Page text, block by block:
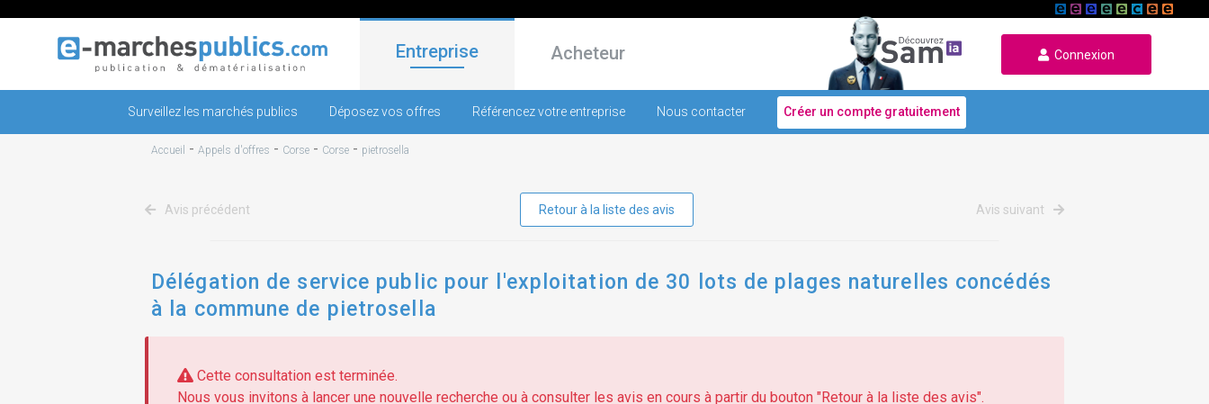
Entreprise Acheteur Connexion
Surveillez les marchés publics Déposez vos offres Référencez votre entreprise Nous contacter Créer un compte gratuitement
Accueil - Appels d'offres - Corse - Corse - pietrosella
Avis précédent Retour à la liste des avis Avis suivant
Délégation de service public pour l'exploitation de 30 lots de plages naturelles concédés
à la commune de pietrosella
Cette consultation est terminée.
Nous vous invitons à lancer une nouvelle recherche ou à consulter les avis en cours à partir du bouton "Retour à la liste des avis".